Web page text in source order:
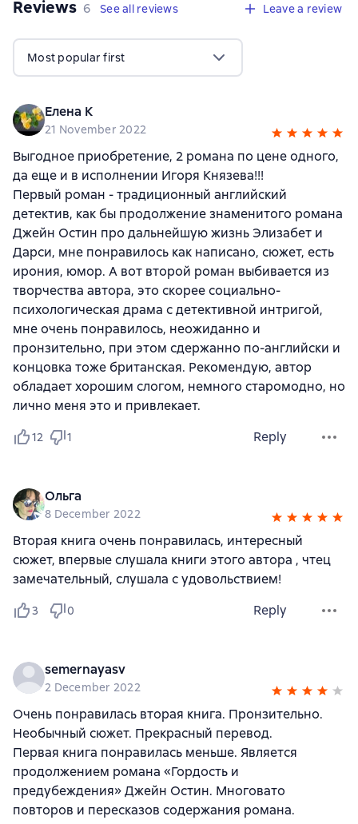
Reviews 6 reviews
6 See all reviews Leave a review
Most popular first
Елена К
21 November 2022
Выгодное приобретение, 2 романа по цене одного,
да еще и в исполнении Игоря Князева!!!
Первый роман - традиционный английский
детектив, как бы продолжение знаменитого романа
Джейн Остин про дальнейшую жизнь Элизабет и
Дарси, мне понравилось как написано, сюжет, есть
ирония, юмор. А вот второй роман выбивается из
творчества автора, это скорее социально-
психологическая драма с детективной интригой,
мне очень понравилось, неожиданно и
пронзительно, при этом сдержанно по-английски и
концовка тоже британская. Рекомендую, автор
обладает хорошим слогом, немного старомодно, но
лично меня это и привлекает.
12 1 Reply
Ольга
8 December 2022
Вторая книга очень понравилась, интересный
сюжет, впервые слушала книги этого автора , чтец
замечательный, слушала с удовольствием!
3 0 Reply
semernayasv
2 December 2022
Очень понравилась вторая книга. Пронзительно.
Необычный сюжет. Прекрасный перевод.
Первая книга понравилась меньше. Является
продолжением романа «Гордость и
предубеждения» Джейн Остин. Многовато
повторов и пересказов содержания романа.